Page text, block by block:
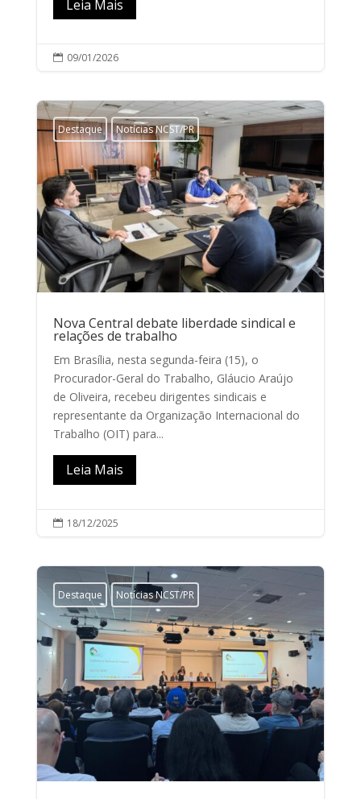
Leia Mais
 09/01/2026
Destaque Notícias NCST/PR
Nova Central debate liberdade sindical e
relações de trabalho
Em Brasília, nesta segunda-feira (15), o
Procurador-Geral do Trabalho, Gláucio Araújo
de Oliveira, recebeu dirigentes sindicais e
representante da Organização Internacional do
Trabalho (OIT) para...
Leia Mais
 18/12/2025
Destaque Notícias NCST/PR